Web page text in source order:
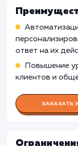
рассылки
простые
Для
когда